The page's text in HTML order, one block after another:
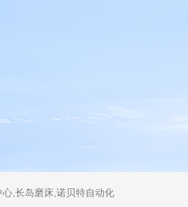
,长岛磨床,诺贝特自动化